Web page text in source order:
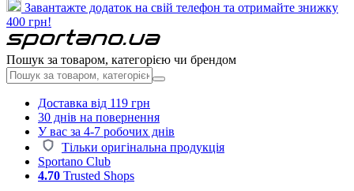
Завантажте додаток на свій телефон та отримайте знижку
400 грн!
Пошук за товаром, категорією чи брендом
Доставка від 119 грн
30 днів на повернення
У вас за 4-7 робочих днів
Тільки оригінальна продукція
Sportano Club
4.70 Trusted Shops